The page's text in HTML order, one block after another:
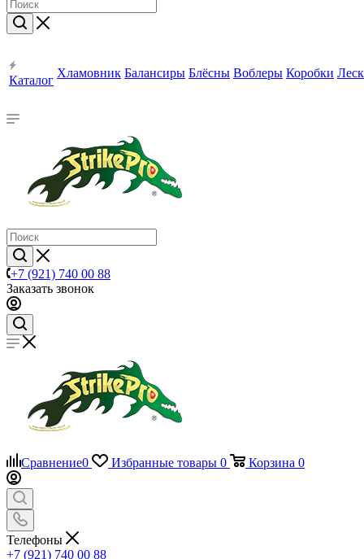
Каталог
Хламовник Балансиры Блёсны Воблеры Коробки
+7 (921) 740 00 88
Заказать звонок
Сравнение0 Избранные товары 0 Корзина 0
Телефоны
+7 (921) 740 00 88